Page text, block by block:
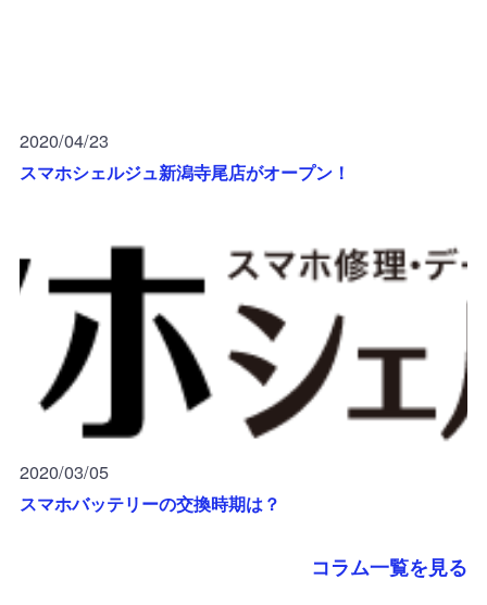
2020/04/23
スマホシェルジュ新潟寺尾店がオープン！
2020/03/05
スマホバッテリーの交換時期は？
コラム一覧を見る